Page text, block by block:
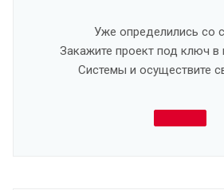
Уже определились со
Закажите проект под ключ в
Системы и осуществите